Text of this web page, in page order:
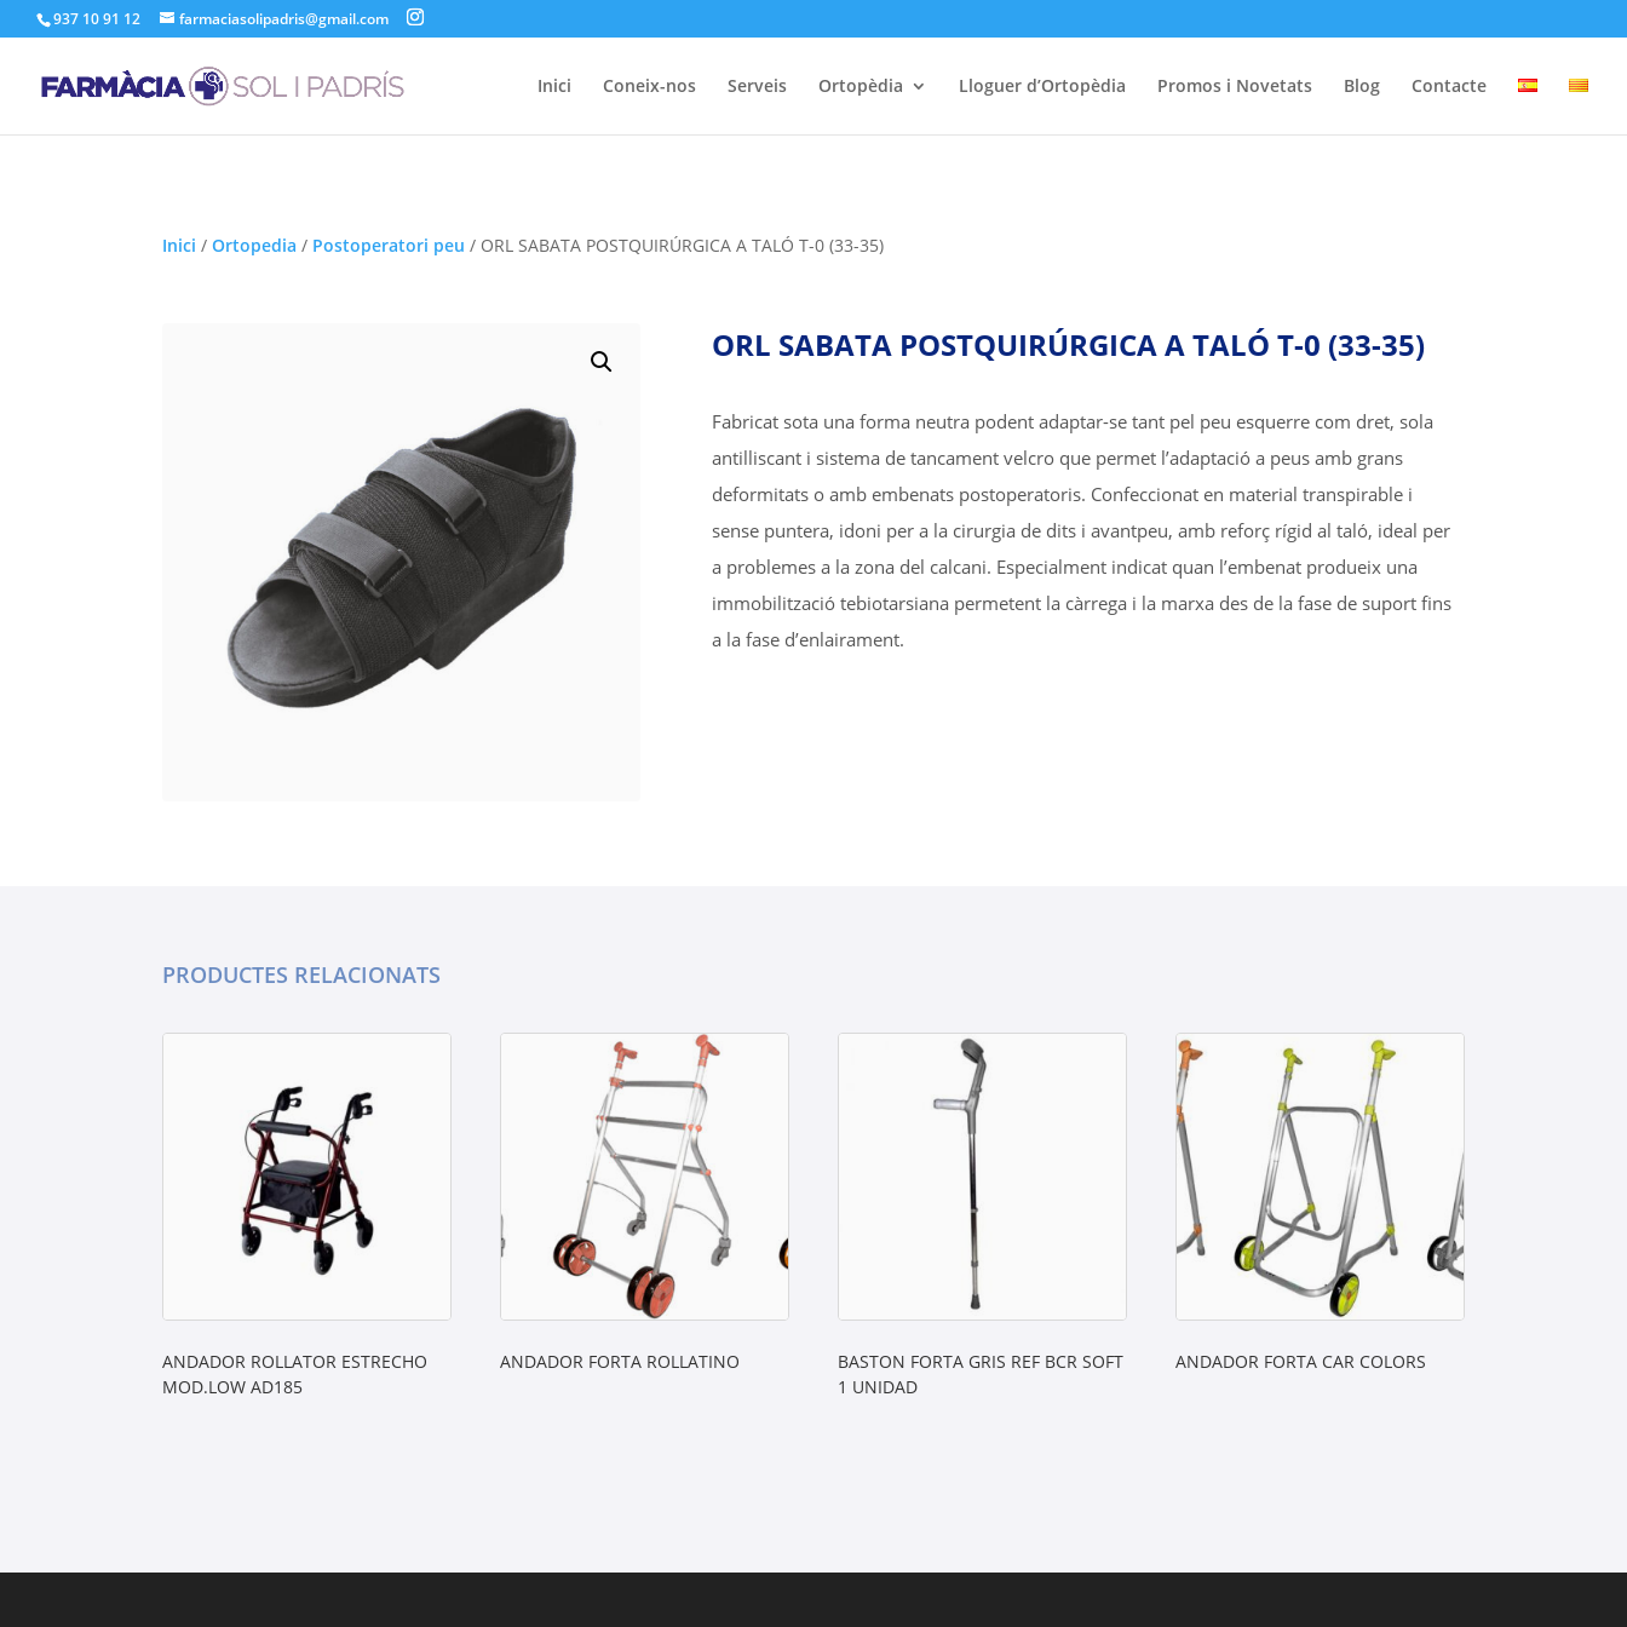
937 10 91 12 farmaciasolipadris@gmail.com
Inici Coneix-nos Serveis Ortopèdia Lloguer d’Ortopèdia Promos i Novetats Blog Contacte
Inici /Ortopedia / Postoperatori peu / ORL SABATA POSTQUIRÚRGICA A TALÓ T-0 (33-35)
ORL SABATA POSTQUIRÚRGICA A TALÓ T-0 (33-35)
Fabricat sota una forma neutra podent adaptar-se tant pel peu esquerre com dret, sola
antilliscant i sistema de tancament velcro que permet l’adaptació a peus amb grans
deformitats o amb embenats postoperatoris. Confeccionat en material transpirable i
sense puntera, idoni per a la cirurgia de dits i avantpeu, amb reforç rígid al taló, ideal per
a problemes a la zona del calcani. Especialment indicat quan l’embenat produeix una
immobilització tebiotarsiana permetent la càrrega i la marxa des de la fase de suport fins
a la fase d’enlairament.
PRODUCTES RELACIONATS
ANDADOR ROLLATOR ESTRECHO
MOD.LOW AD185
ANDADOR FORTA ROLLATINO
BASTON FORTA GRIS REF BCR SOFT
1 UNIDAD
ANDADOR FORTA CAR COLORS